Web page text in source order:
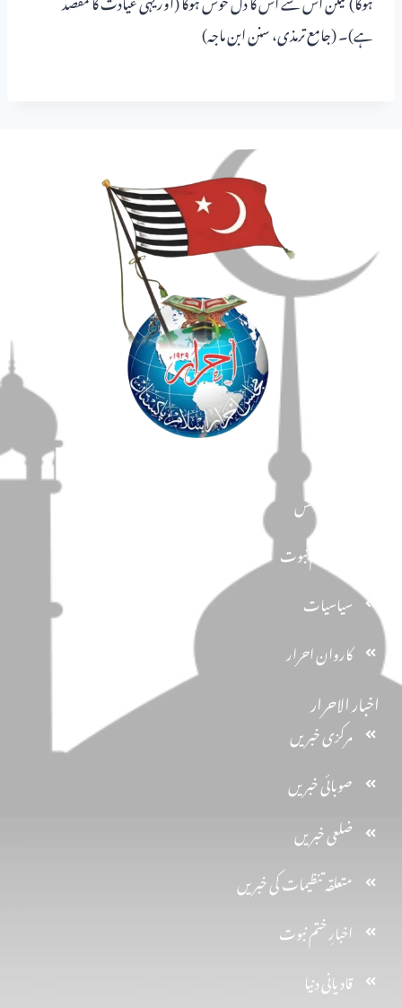
ہے)۔ (جامع ترمذی، سنن ابن ماجہ)
اخبار الاحرار
مرکزی خبریں
صوبائی خبریں
ضلعی خبریں
متعلقہ تنظیمات کی خبریں
اخبارِ ختم نبوت
قادیانی دنیا
دین و دانش
تحفظ ختم نبوت
سیاسیات
کاروان احرار